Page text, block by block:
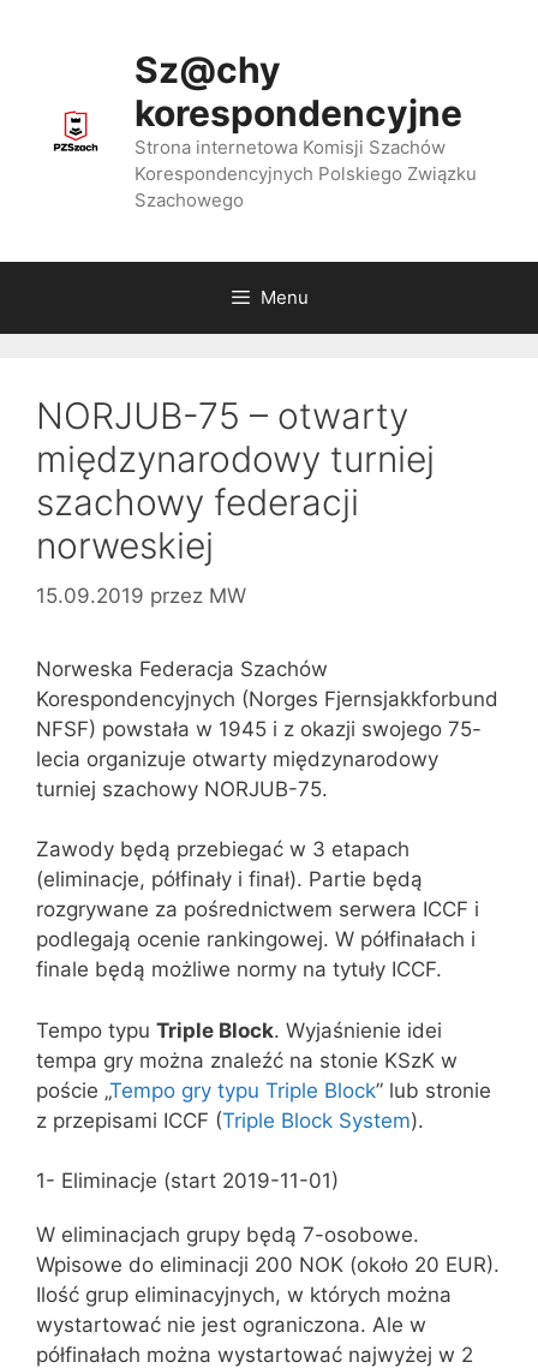
Sz@chy
korespondencyjne
Strona internetowa Komisji Szachów
Korespondencyjnych Polskiego Związku
Szachowego
Menu
NORJUB-75 – otwarty
międzynarodowy turniej
szachowy federacji
norweskiej
15.09.2019 przez MW
Norweska Federacja Szachów
Korespondencyjnych (Norges Fjernsjakkforbund
NFSF) powstała w 1945 i z okazji swojego 75-
lecia organizuje otwarty międzynarodowy
turniej szachowy NORJUB-75.
Zawody będą przebiegać w 3 etapach
(eliminacje, półfinały i finał). Partie będą
rozgrywane za pośrednictwem serwera ICCF i
podlegają ocenie rankingowej. W półfinałach i
finale będą możliwe normy na tytuły ICCF.
Tempo typu Triple Block. Wyjaśnienie idei
tempa gry można znaleźć na stonie KSzK w
poście „Tempo gry typu Triple Block” lub stronie
z przepisami ICCF (Triple Block System).
1- Eliminacje (start 2019-11-01)
W eliminacjach grupy będą 7-osobowe.
Wpisowe do eliminacji 200 NOK (około 20 EUR).
Ilość grup eliminacyjnych, w których można
wystartować nie jest ograniczona. Ale w
półfinałach można wystartować najwyżej w 2